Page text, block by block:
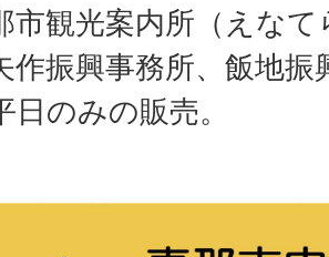
市観光案内所（えな
作振興事務所、飯地振
のみの販売。